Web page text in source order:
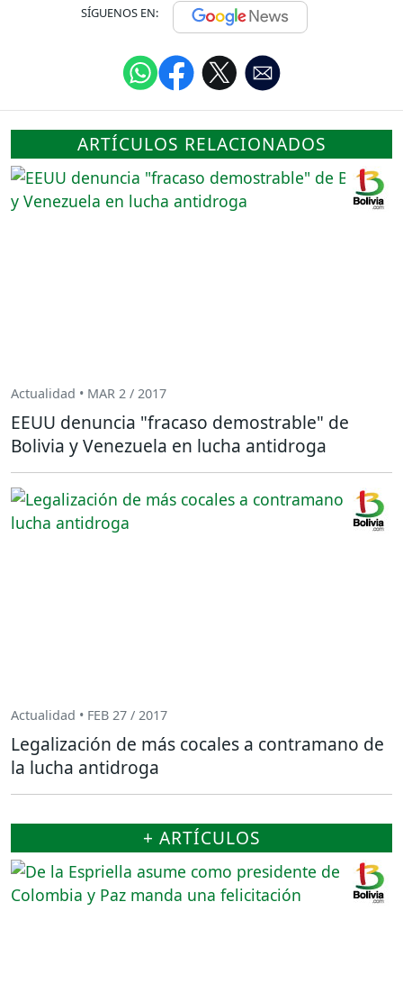
SÍGUENOS EN:
ARTÍCULOS RELACIONADOS
Actualidad • MAR 2 / 2017
EEUU denuncia "fracaso demostrable" de
Bolivia y Venezuela en lucha antidroga
Actualidad • FEB 27 / 2017
Legalización de más cocales a contramano de
la lucha antidroga
+ ARTÍCULOS